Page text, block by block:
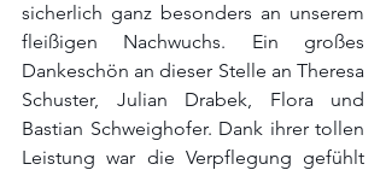
sicherlich ganz besonders an unserem
fleißigen Nachwuchs. Ein großes
Dankeschön an dieser Stelle an Theresa
Schuster, Julian Drabek, Flora und
Bastian Schweighofer. Dank ihrer tollen
Leistung war die Verpflegung gefühlt